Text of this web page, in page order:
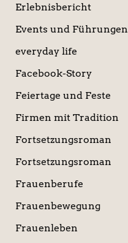
Erlebnisbericht
Events und Führungen
everyday life
Facebook-Story
Feiertage und Feste
Firmen mit Tradition
Fortsetzungsroman
Fortsetzungsroman
Frauenberufe
Frauenbewegung
Frauenleben